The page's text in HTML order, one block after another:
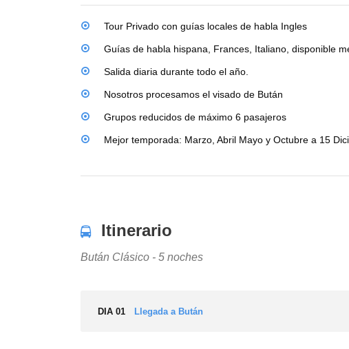
Tour Privado con guías locales de habla Ingles
Guías de habla hispana, Frances, Italiano, disponible
Salida diaria durante todo el año.
Nosotros procesamos el visado de Bután
Grupos reducidos de máximo 6 pasajeros
Mejor temporada: Marzo, Abril Mayo y Octubre a 15
Itinerario
Bután Clásico - 5 noches
DIA 01 Llegada a Bután